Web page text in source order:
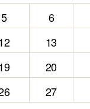
5 6
13
20
27